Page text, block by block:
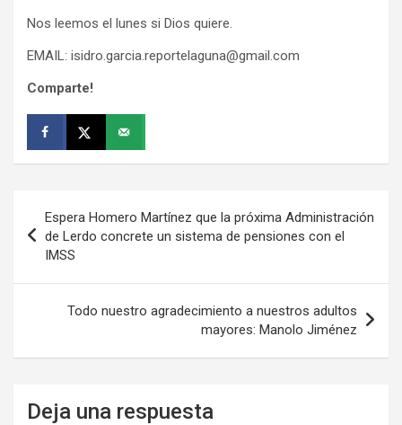
Nos leemos el lunes si Dios quiere.
EMAIL: isidro.garcia.reportelaguna@gmail.com
Comparte!
de
entradas
Espera Homero Martínez que la próxima Administración
de Lerdo concrete un sistema de pensiones con el
IMSS
Todo nuestro agradecimiento a nuestros adultos
mayores: Manolo Jiménez
Deja una respuesta